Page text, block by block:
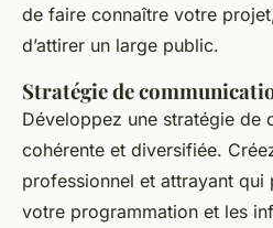
de faire connaître votre
d’attirer un large public.
Stratégie de
Développez une stratégie de
cohérente et diversifiée.
professionnel et attrayant qui
votre programmation et les